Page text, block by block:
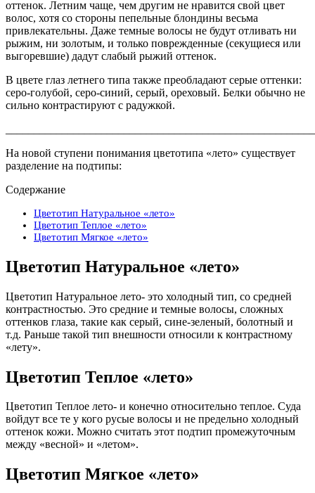
оттенок. Летним чаще, чем другим не нравится свой цвет
волос, хотя со стороны пепельные блондины весьма
привлекательны. Даже темные волосы не будут отливать ни
рыжим, ни золотым, и только поврежденные (секущиеся или
выгоревшие) дадут слабый рыжий оттенок.
В цвете глаз летнего типа также преобладают серые оттенки:
серо-голубой, серо-синий, серый, ореховый. Белки обычно не
сильно контрастируют с радужкой.
На новой ступени понимания цветотипа «лето» существует
разделение на подтипы:
Содержание
Цветотип Натуральное «лето»
Цветотип Теплое «лето»
Цветотип Мягкое «лето»
Цветотип Натуральное «лето»
Цветотип Натуральное лето- это холодный тип, со средней
контрастностью. Это средние и темные волосы, сложных
оттенков глаза, такие как серый, сине-зеленый, болотный и
т.д. Раньше такой тип внешности относили к контрастному
«лету».
Цветотип Теплое «лето»
Цветотип Теплое лето- и конечно относительно теплое. Суда
войдут все те у кого русые волосы и не предельно холодный
оттенок кожи. Можно считать этот подтип промежуточным
между «весной» и «летом».
Цветотип Мягкое «лето»